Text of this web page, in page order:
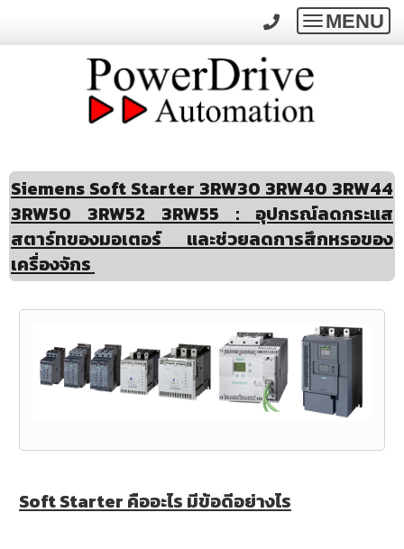
Toggle
MENU
Siemens Soft Starter 3RW30 3RW40 3RW44
3RW50 3RW52 3RW55 : อุปกรณ์ลดกระแส
สตาร์ทของมอเตอร์และช่วยลดการสึกหรอของ
เครื่องจักร
Soft Starter คืออะไร มีข้อดีอย่างไร